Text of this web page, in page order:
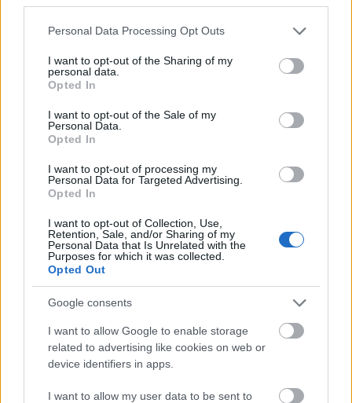
Please note that this website/app uses one or more Google
not limited to your visit or usage behaviour. You may click to
grant or deny consent to Google and its third-party tags to
use your data for below specified purposes in below Google
consent section.
Personal Data Processing Opt Outs
I want to opt-out of the Sharing of my
personal data.
Opted In
I want to opt-out of the Sale of my
Personal Data.
Opted In
I want to opt-out of processing my
Personal Data for Targeted Advertising.
Opted In
I want to opt-out of Collection, Use,
Retention, Sale, and/or Sharing of my
Personal Data that Is Unrelated with the
Purposes for which it was collected.
Opted Out
Google consents
I want to allow Google to enable storage
related to advertising like cookies on web or
device identifiers in apps.
I want to allow my user data to be sent to
Irak nagy dobása: új kereskedelmi út a világ
közepén
A közlekedés mérföldkövei
A világ legveszélyesebb migrációs útvonalai: A
Közép-Mediterrán útvonal, A Darién-régió és az
Indiai-óceáni út